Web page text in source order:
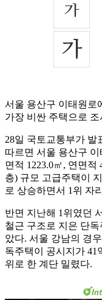
서울 용산구 이태원로
가장 비싼 주택으로 조
28일 국토교통부가 발
따르면 서울 용산구
면적 1223.0㎡, 연면적
층) 규모 고급주택이
로 상승하면서 1위 자
반면 지난해 1위였던
철근 구조로 지은 단
았다. 서울 강남의 경
독주택이 공시지가 41
위로 한 계단 밀렸다.